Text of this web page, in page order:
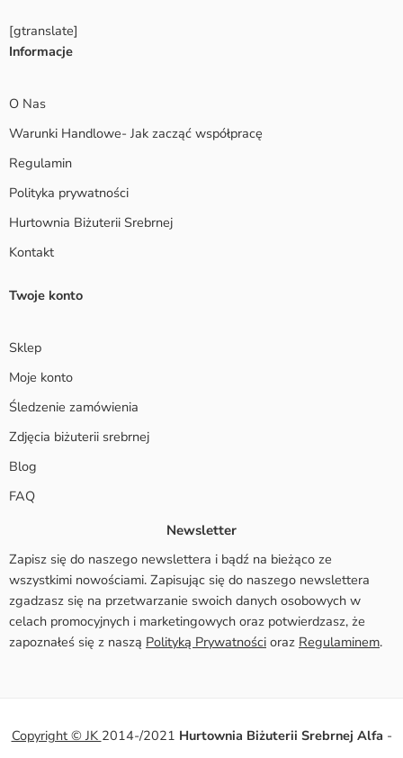
[gtranslate]
Informacje
O Nas
Warunki Handlowe- Jak zacząć współpracę
Regulamin
Polityka prywatności
Hurtownia Biżuterii Srebrnej
Kontakt
Twoje konto
Sklep
Moje konto
Śledzenie zamówienia
Zdjęcia biżuterii srebrnej
Blog
FAQ
Newsletter
Zapisz się do naszego newslettera i bądź na bieżąco ze
wszystkimi nowościami. Zapisując się do naszego newslettera
zgadzasz się na przetwarzanie swoich danych osobowych w
celach promocyjnych i marketingowych oraz potwierdzasz, że
zapoznałeś się z naszą Polityką Prywatności oraz Regulaminem.
Copyright © JK 2014-/2021 Hurtownia Biżuterii Srebrnej Alfa -